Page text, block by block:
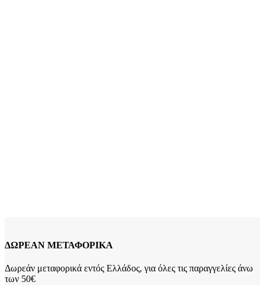
ΔΩΡΕΑΝ ΜΕΤΑΦΟΡΙΚΑ
Δωρεάν μεταφορικά εντός Ελλάδος, για όλες τις παραγγελίες άνω
των 50€